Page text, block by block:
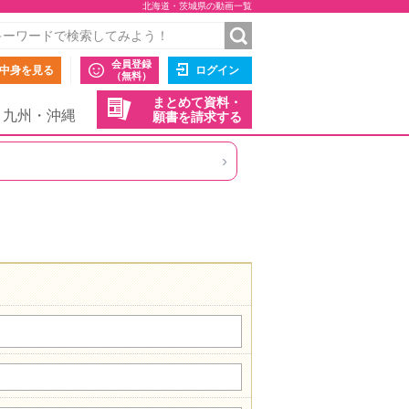
北海道・茨城県の動画一覧
身を見る
会員登録
（無料）
ログイン
まとめて資料・
願書を請求する
九州・沖縄
›